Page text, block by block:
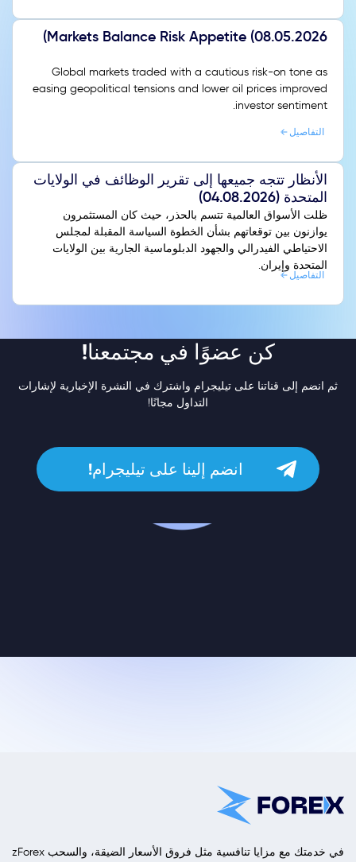
Markets Balance Risk Appetite (08.05.2026)
Global markets traded with a cautious risk-on tone as
easing geopolitical tensions and lower oil prices improved
investor sentiment.
التفاصيل
الأنظار تتجه جميعها إلى تقرير الوظائف في الولايات
المتحدة (04.08.2026)
ظلت الأسواق العالمية تتسم بالحذر، حيث كان المستثمرون
يوازنون بين توقعاتهم بشأن الخطوة السياسة المقبلة لمجلس
الاحتياطي الفيدرالي والجهود الدبلوماسية الجارية بين الولايات
المتحدة وإيران.
التفاصيل
كن عضوًا في مجتمعنا!
ثم انضم إلى قناتنا على تيليجرام واشترك في النشرة الإخبارية لإشارات
التداول مجانًا!
انضم إلينا على تيليجرام!
zForex في خدمتك مع مزايا تنافسية مثل فروق الأسعار الضيقة، والسحب